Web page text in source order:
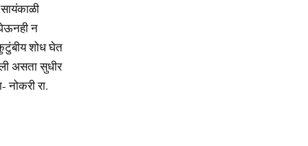
न
कुटुंबीय शोध घेत
असता सुधीर
नोकरी रा.